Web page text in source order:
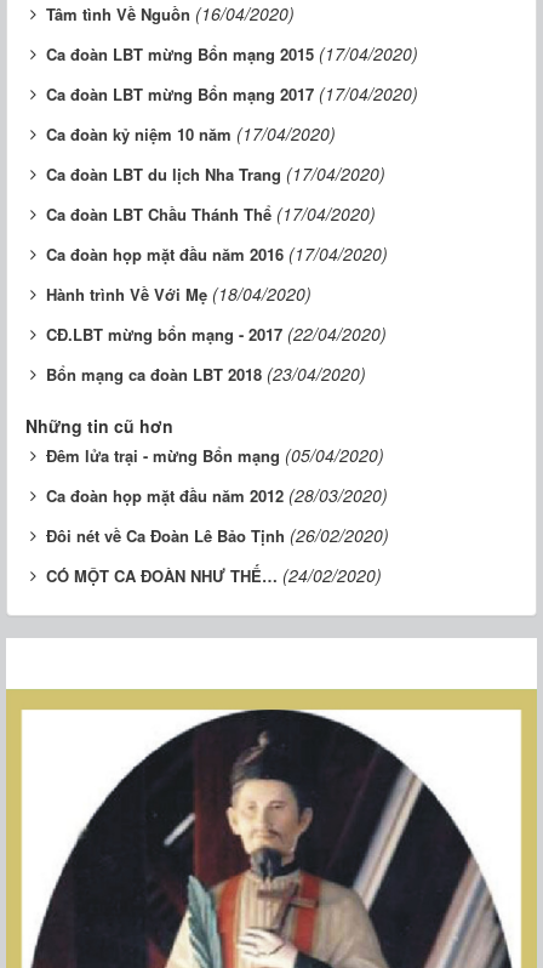
Tâm tình Về Nguồn (16/04/2020)
Ca đoàn LBT mừng Bổn mạng 2015 (17/04/2020)
Ca đoàn LBT mừng Bổn mạng 2017 (17/04/2020)
Ca đoàn kỷ niệm 10 năm (17/04/2020)
Ca đoàn LBT du lịch Nha Trang (17/04/2020)
Ca đoàn LBT Chầu Thánh Thể (17/04/2020)
Ca đoàn họp mặt đầu năm 2016 (17/04/2020)
Hành trình Về Với Mẹ (18/04/2020)
CĐ.LBT mừng bổn mạng - 2017 (22/04/2020)
Bổn mạng ca đoàn LBT 2018 (23/04/2020)
Những tin cũ hơn
Đêm lửa trại - mừng Bổn mạng (05/04/2020)
Ca đoàn họp mặt đầu năm 2012 (28/03/2020)
Đôi nét về Ca Đoàn Lê Bảo Tịnh (26/02/2020)
CÓ MỘT CA ĐOÀN NHƯ THẾ… (24/02/2020)